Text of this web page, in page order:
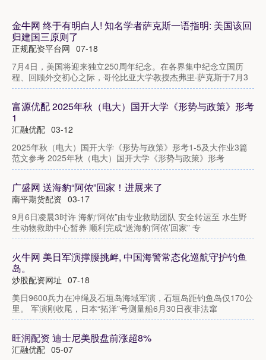
金牛网 终于有明白人! 知名学者萨克斯一语指明: 美国该回
归建国三原则了
正规配资平台网 07-18
7月4日，美国将迎来独立250周年纪念。在各界集中纪念立国历
程、回顾外交初心之际，哥伦比亚大学教授杰弗里·萨克斯于7月3
富源优配 2025年秋（电大）国开大学《形势与政策》形考
1
汇融优配 03-12
2025年秋（电大）国开大学《形势与政策》形考1-5及大作业3篇
范文参考 2025年秋（电大）国开大学《形势与政策》形考
广盛网 送海豹“阿侬”回家！进展来了
南平期货配资 03-17
9月6日凌晨3时许 海豹“阿侬”由专业救助团队 安全转运至 水生野
生动物救助中心暂养 顺利完成“送海豹‘阿侬’回家” 专
火牛网 美日军演撑腰挑衅, 中国海警常态化巡航守护钓鱼
岛。
炒股配资网址 07-18
美日9600兵力在冲绳及石垣岛海域军演，石垣岛距钓鱼岛仅170公
里。 军演刚收尾，日本“拓洋”号测量船6月30日夜非法窜
旺润配资 迪士尼美股盘前涨超8%
汇融优配 05-07